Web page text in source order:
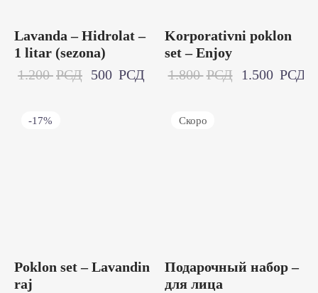
Lavanda – Hidrolat –
1 litar (sezona)
1.200РСД 500 РСД
Korporativni poklon
set – Enjoy
1.800РСД 1.500 РСД
-17%
Poklon set – Lavandin
raj
Скоро
Подарочный набор –
для лица